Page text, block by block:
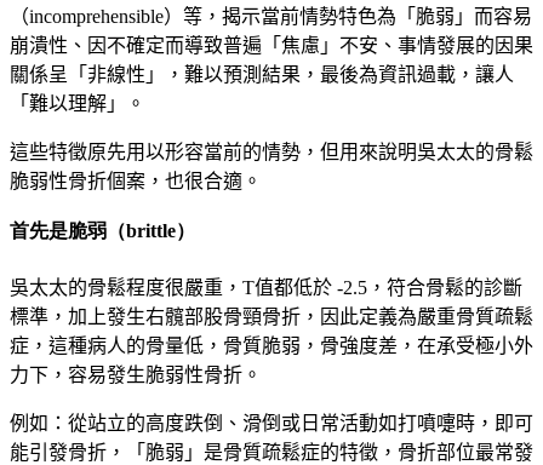
（incomprehensible） 等 ， 揭示當前情勢特色為「 脆弱」 而容易
崩潰性、因不確定而導致普遍「 焦慮」 不安 、 事情發展的因果
關係呈「 非線性」 ， 難以預測結果，最後為資訊過載 ， 讓人
「 難以理解」。
這些特徵原先用以形容當前的情勢，但用來說明吳太太的骨鬆
脆弱性骨折個案 ， 也很合適 。
首先是脆弱（brittle）
吳太太的骨鬆程度很嚴重， T值都低於 -2.5 ，符合骨鬆的診斷
標準，加上發生右髖部股骨頸骨折，因此定義為嚴重骨質疏鬆
症，這種病人的骨量低，骨質脆弱，骨強度差，在承受極小外
力下，容易發生脆弱性骨折。
例如：從站立的高度跌倒、滑倒或日常活動如打噴嚏時，即可
能引發骨折，「 脆弱」 是骨質疏鬆症的特徵，骨折部位最常發